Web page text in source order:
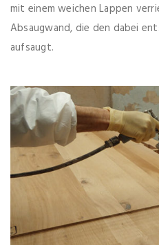
mit einem weichen Lappen
Absaugwand, die den dabei
aufsaugt.